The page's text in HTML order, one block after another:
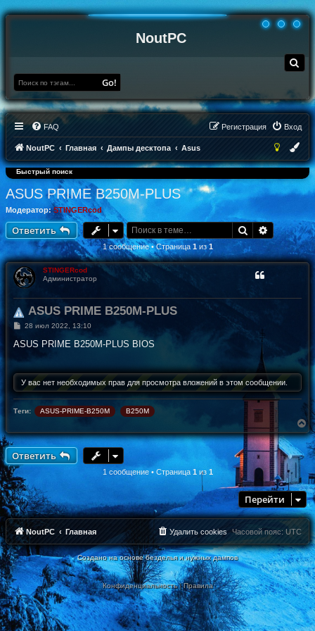
NoutPC
о
Go!
FAQ Вход
Регистрация
NoutPC Главная Дампы десктопа Asus
Быстрый поиск
ASUS PRIME B250M-PLUS
Модератор: STINGERcod
Ответить Поиск
1 сообщение • Страница 1из1
STINGERcod
Администратор
ASUS PRIME B250M-PLUS
С
о
е
н
и
е
28 июл 2022, 13:10
ASUS PRIME B250M-PLUS BIOS
У вас нет необходимых прав для просмотра вложений в этом сообщении.
Теги: ASUS-PRIME-B250M B250M
В
е
р
н
т
ь
с
я
к
н
ч
а
л
у
Ответить
1 сообщение • Страница 1из 1
Перейти
NoutPC Главная Часовой пояс: UTC
Удалить cookies
Создано на основе безделья и нужных дампов
Конфиденциальность|Правила